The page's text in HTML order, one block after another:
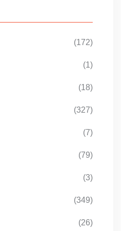
(172)
(1)
(18)
(327)
(7)
(79)
(3)
(349)
(26)